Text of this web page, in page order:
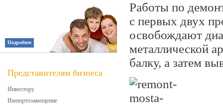
Подробнее
Представителям бизнеса
Инвестору
Импортозамещение
Работы по
с первых двух
освобождают
металлической
балку, а затем